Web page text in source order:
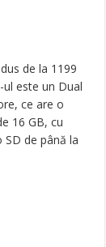
de la 1199
este un Dual
ce are o
16 GB, cu
de până la